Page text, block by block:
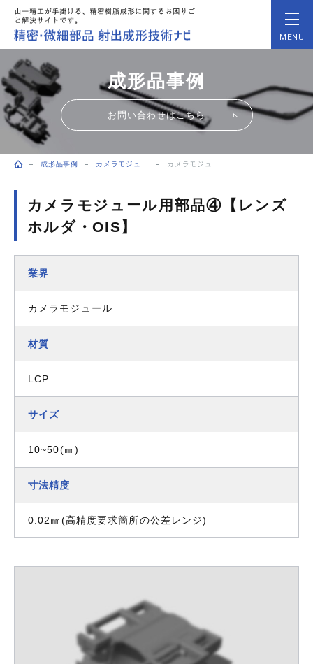
MENU
成形品事例
お問い合わせはこちら
成形品事例 カメラモジュール カメラモジュール用部品④【レンズホルダ・OIS】
カメラモジュール用部品④【レンズ
ホルダ・OIS】
業界
カメラモジュール
材質
LCP
サイズ
10~50(㎜)
寸法精度
0.02㎜(高精度要求箇所の公差レンジ)